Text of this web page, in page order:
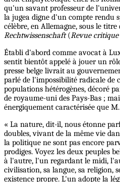
qu'un savant professeur de
la jugea digne d'un compte rendu
célèbre, en Allemagne, sous le titre
Rechtwissenschaft(Revue
Établi d'abord comme avocat à
sentit bientôt appelé à jouer un
presse belge livrait au
parlé de l'impossibilité radicale de
populations hétérogènes, décoré
de royaume-uni des Pays-Bas ;
énergiquement caractérisée que
« La nature, dit-il, nous étonne
doubles, vivant de la même vie
la politique ne sont pas encore
prodiges. Voyez les deux peuples
à l'autre, l'un regardant le midi,
civilisation, sa langue, sa religion,
existence propre. L'un adopte la